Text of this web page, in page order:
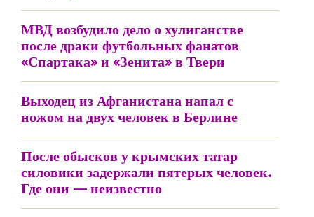
МВД возбудило дело о хулиганстве
после драки футбольных фанатов
«Спартака» и «Зенита» в Твери
Выходец из Афганистана напал с
ножом на двух человек в Берлине
После обысков у крымских татар
силовики задержали пятерых человек.
Где они — неизвестно